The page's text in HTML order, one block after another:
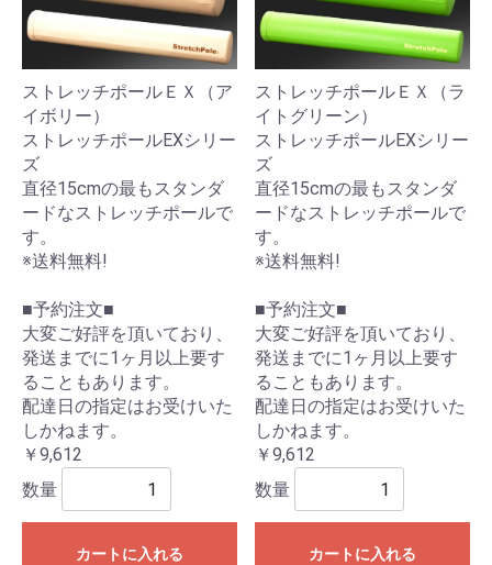
ストレッチポールＥＸ（ア
イボリー）
ストレッチポールEXシリー
ズ
直径15cmの最もスタンダ
ードなストレッチポールで
す。
※送料無料!
■予約注文■
大変ご好評を頂いており、
発送までに1ヶ月以上要す
ることもあります。
配達日の指定はお受けいた
しかねます。
￥9,612
数量
カートに入れる
ストレッチポールＥＸ（ラ
イトグリーン）
ストレッチポールEXシリー
ズ
直径15cmの最もスタンダ
ードなストレッチポールで
す。
※送料無料!
■予約注文■
大変ご好評を頂いており、
発送までに1ヶ月以上要す
ることもあります。
配達日の指定はお受けいた
しかねます。
￥9,612
数量
カートに入れる